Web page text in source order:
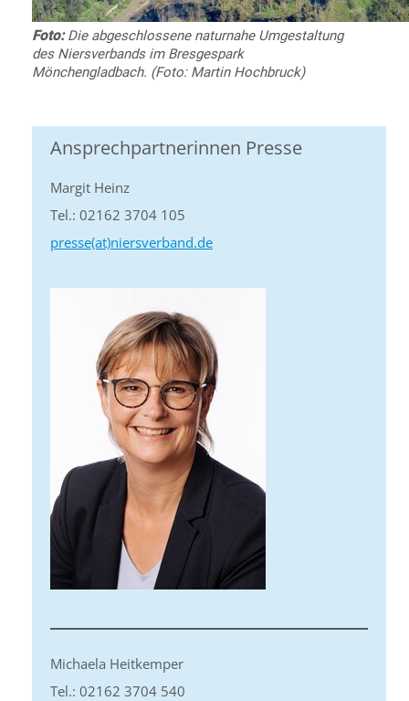
Foto:Die abgeschlossene naturnahe Umgestaltung
des Niersverbands im Bresgespark
Mönchengladbach. (Foto: Martin Hochbruck)
Ansprechpartnerinnen Presse
Margit Heinz
Tel.: 02162 3704 105
presse(at)niersverband.de
Michaela Heitkemper
Tel.: 02162 3704 540